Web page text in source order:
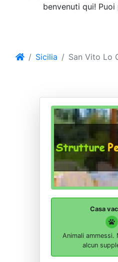
benvenuti qui!
Sicilia San Vito Lo
Casa
Animali ammessi.
alcun